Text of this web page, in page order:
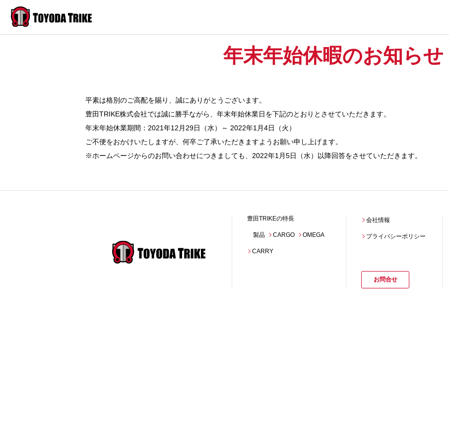
年末年始休暇のお知らせ
平素は格別のご高配を賜り、誠にありがとうございます。
豊田TRIKE株式会社では誠に勝手ながら、年末年始休業日を下記のとおりとさせていただきます。
年末年始休業期間：2021年12月29日（水）～ 2022年1月4日（火）
ご不便をおかけいたしますが、何卒ご了承いただきますようお願い申し上げます。
※ホームページからのお問い合わせにつきましても、2022年1月5日（水）以降回答をさせていただきます。
豊田TRIKEの特長
製品 CARGO OMEGA
CARRY
会社情報
プライバシーポリシー
お問合せ